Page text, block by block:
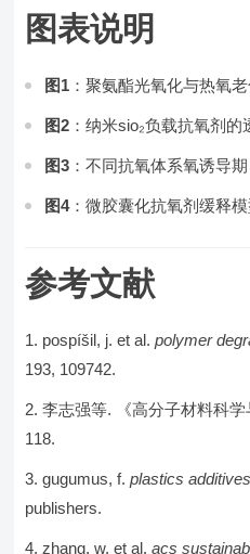
图表说明
图1 ：聚氨酯光氧化与热氧
图2 ：纳米sio₂负载抗氧剂
图3 ：不同抗氧体系氧诱导
图4：微胶囊化抗氧剂缓释模
参考文献
pospíšil, j. et al.polymer
193, 109742.
李志强等. 《高分子材料科
118.
gugumus, f.plastics
publishers.
zhang, w. et al.acs